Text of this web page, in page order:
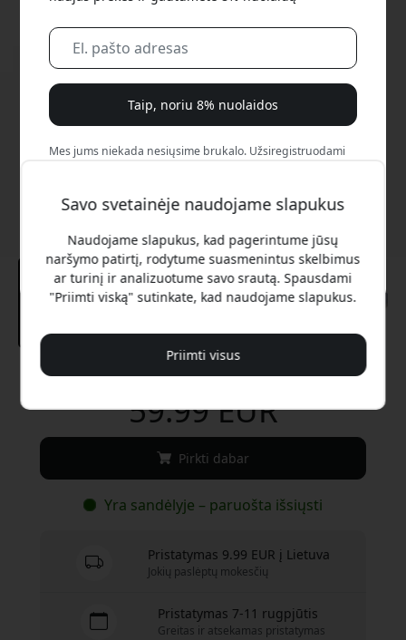
Rekomenduojama kaina
59.99 EUR
Pirkti dabar
Yra sandėlyje – paruošta išsiųsti
Pristatymas 9.99 EUR į Lietuva
Jokių paslėptų mokesčių
Pristatymas 7-11 rugpjūtis
Greitas ir atsekamas pristatymas
Savo svetainėje naudojame slapukus
Naudojame slapukus, kad pagerintume jūsų
naršymo patirtį, rodytume suasmenintus skelbimus
ar turinį ir analizuotume savo srautą. Spausdami
"Priimti viską" sutinkate, kad naudojame slapukus.
Priimti visus
Taip, noriu 8% nuolaidos
Mes jums niekada nesiųsime brukalo. Užsiregistruodami
Ne, aš verčiau mokėčiau visą kainą.